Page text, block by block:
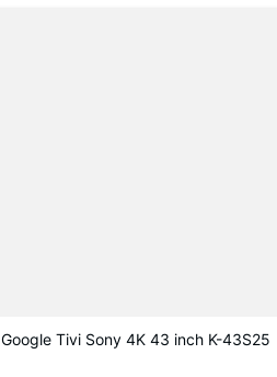
Google Tivi Sony 4K 43 inch K-43S25